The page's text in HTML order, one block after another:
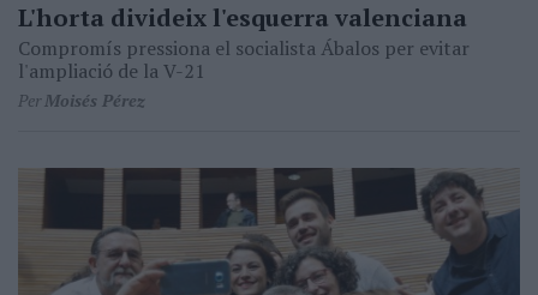
L'horta divideix l'esquerra valenciana
Compromís pressiona el socialista Ábalos per evitar
l'ampliació de la V-21
PerMoisés Pérez